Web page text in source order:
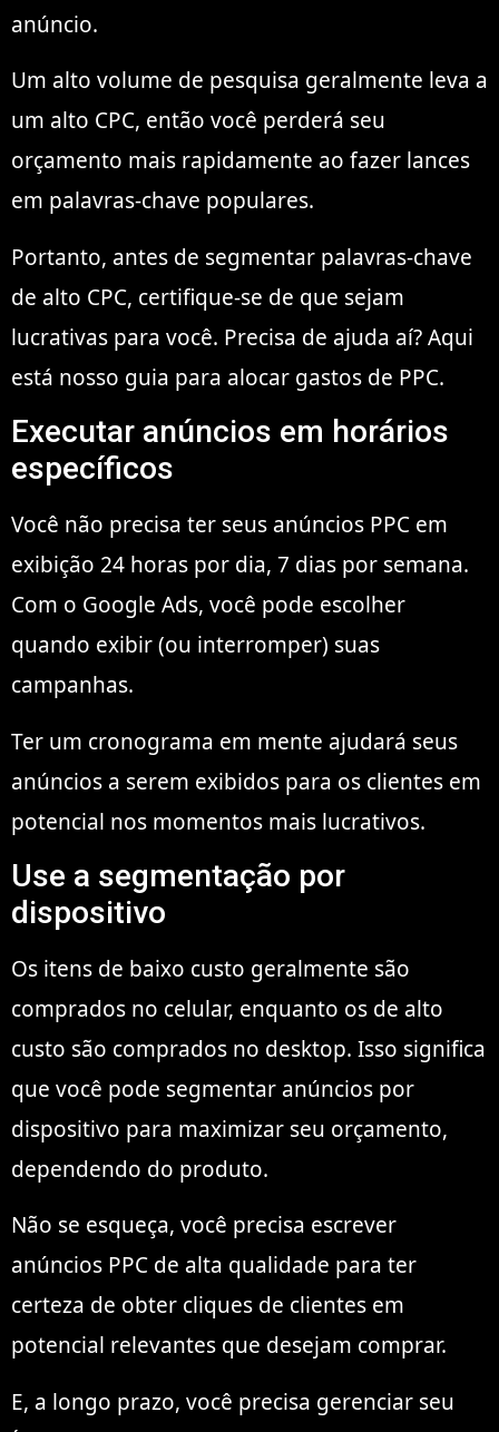
anúncio.
Um alto volume de pesquisa geralmente leva a
um alto CPC, então você perderá seu
orçamento mais rapidamente ao fazer lances
em palavras-chave populares.
Portanto, antes de segmentar palavras-chave
de alto CPC, certifique-se de que sejam
lucrativas para você. Precisa de ajuda aí? Aqui
está nosso guia para alocar gastos de PPC.
Executar anúncios em horários
específicos
Você não precisa ter seus anúncios PPC em
exibição 24 horas por dia, 7 dias por semana.
Com o Google Ads, você pode escolher
quando exibir (ou interromper) suas
campanhas.
Ter um cronograma em mente ajudará seus
anúncios a serem exibidos para os clientes em
potencial nos momentos mais lucrativos.
Use a segmentação por
dispositivo
Os itens de baixo custo geralmente são
comprados no celular, enquanto os de alto
custo são comprados no desktop. Isso significa
que você pode segmentar anúncios por
dispositivo para maximizar seu orçamento,
dependendo do produto.
Não se esqueça, você precisa escrever
anúncios PPC de alta qualidade para ter
certeza de obter cliques de clientes em
potencial relevantes que desejam comprar.
E, a longo prazo, você precisa gerenciar seu